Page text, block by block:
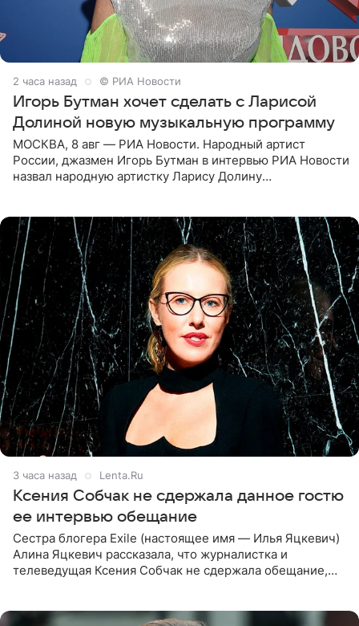
2 часа назад © РИА Новости
Игорь Бутман хочет сделать с Ларисой
Долиной новую музыкальную программу
МОСКВА, 8 авг — РИА Новости. Народный артист
России, джазмен Игорь Бутман в интервью РИА Новости
назвал народную артистку Ларису Долину
3 часа назад Lenta.Ru
Ксения Собчак не сдержала данное гостю
ее интервью обещание
Сестра блогера Exile (настоящее имя — Илья Яцкевич)
Алина Яцкевич рассказала, что журналистка и
телеведущая Ксения Собчак не сдержала обещание,